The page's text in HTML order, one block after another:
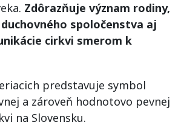
Zdôrazňuje význam rodiny,
spoločenstva aj
cirkvi smerom k
predstavuje symbol
a zároveň hodnotovo pevnej
na Slovensku.